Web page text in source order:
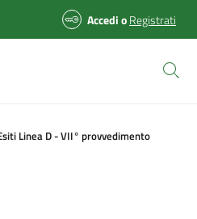
AccedioRegistrati
Linea D - VII° provvedimento